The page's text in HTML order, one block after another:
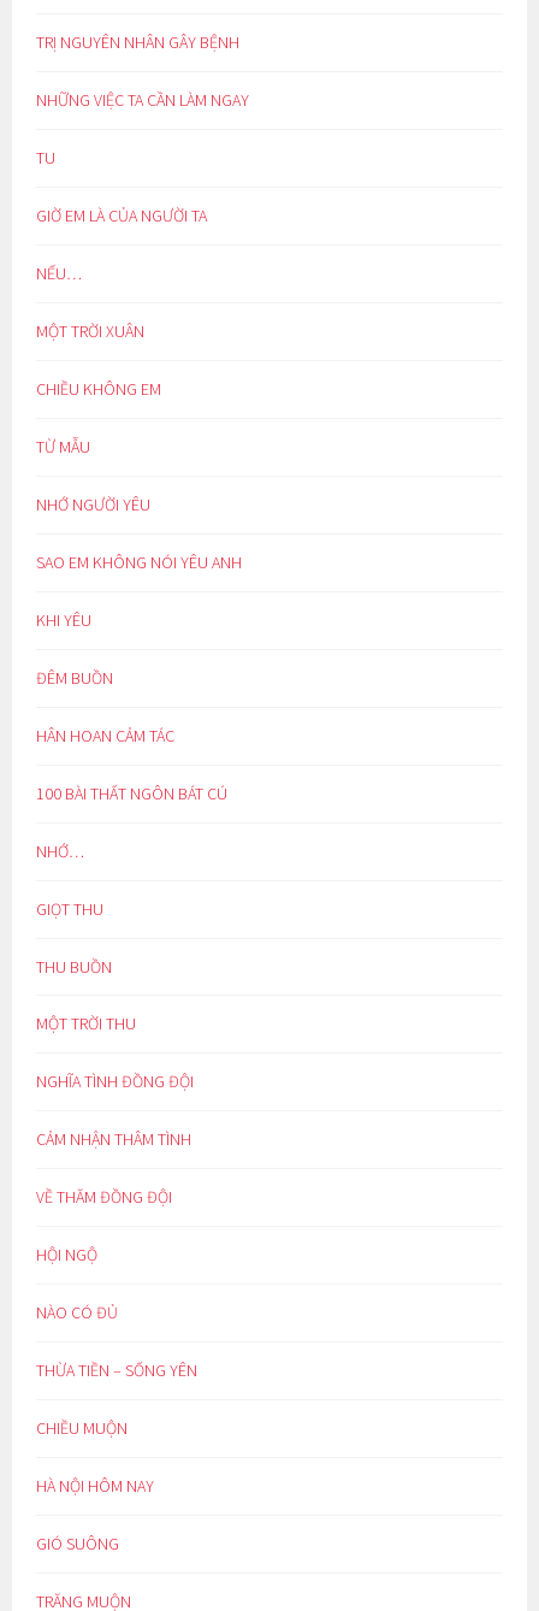
TRỊ NGUYÊN NHÂN GÂY BỆNH
NHỮNG VIỆC TA CẦN LÀM NGAY
TU
GIỜ EM LÀ CỦA NGƯỜI TA
NẾU…
MỘT TRỜI XUÂN
CHIỀU KHÔNG EM
TỪ MẪU
NHỚ NGƯỜI YÊU
SAO EM KHÔNG NÓI YÊU ANH
KHI YÊU
ĐÊM BUỒN
HÂN HOAN CẢM TÁC
100 BÀI THẤT NGÔN BÁT CÚ
NHỚ…
GIỌT THU
THU BUỒN
MỘT TRỜI THU
NGHĨA TÌNH ĐỒNG ĐỘI
CẢM NHẬN THÂM TÌNH
VỀ THĂM ĐỒNG ĐỘI
HỘI NGỘ
NÀO CÓ ĐỦ
THỪA TIỀN – SỐNG YÊN
CHIỀU MUỘN
HÀ NỘI HÔM NAY
GIÓ SUÔNG
TRĂNG MUỘN